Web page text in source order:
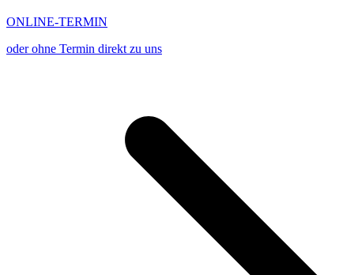
ONLINE-TERMIN
oder ohne Termin direkt zu uns